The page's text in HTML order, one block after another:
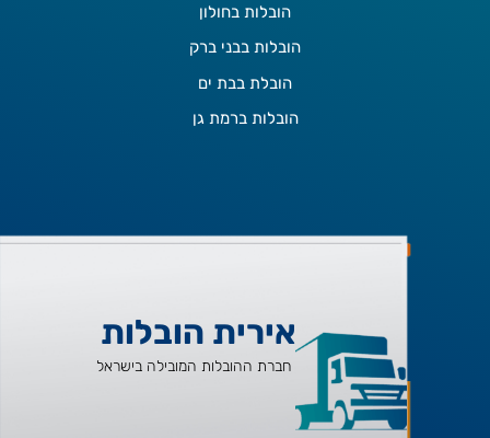
הובלות בחולון
הובלות בבני ברק
הובלת בבת ים
הובלות ברמת גן
אירית הובלות
חברת ההובלות המובילה בישראל